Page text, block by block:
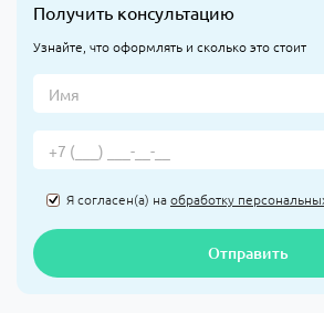
Получить консультацию
Узнайте, что оформлять и сколько это стоит
Я согласен(а) наобработку
Отправить